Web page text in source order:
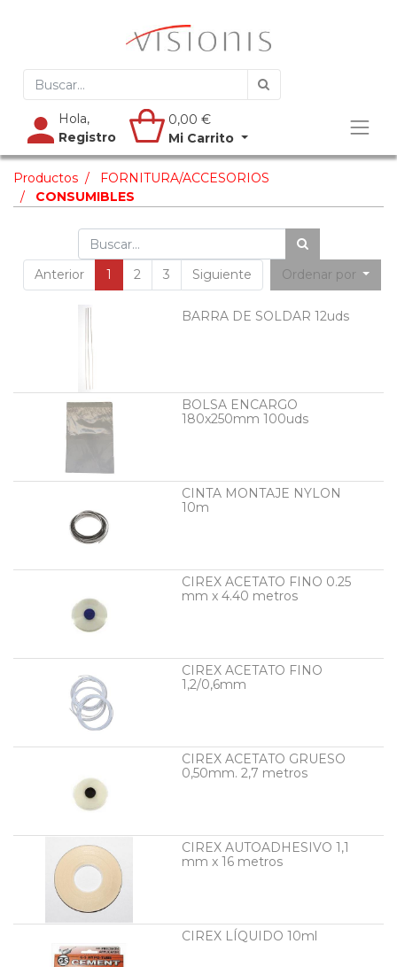
Hola,
Registro
0,00 €
Mi Carrito
Productos
FORNITURA/ACCESORIOS
CONSUMIBLES
Anterior 1 2 3 Siguiente Ordenar por
BARRA DE SOLDAR 12uds
BOLSA ENCARGO
180x250mm 100uds
CINTA MONTAJE NYLON
10m
CIREX ACETATO FINO 0.25
mm x 4.40 metros
CIREX ACETATO FINO
1,2/0,6mm
CIREX ACETATO GRUESO
0,50mm. 2,7 metros
CIREX AUTOADHESIVO 1,1
mm x 16 metros
CIREX LÍQUIDO 10ml